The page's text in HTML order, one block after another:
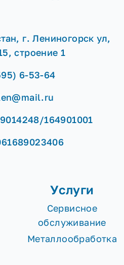
г. Лениногорск ул,
строение 1
6-53-64
164901001
Услуги
Сервисное
обслуживание
Металлообработка